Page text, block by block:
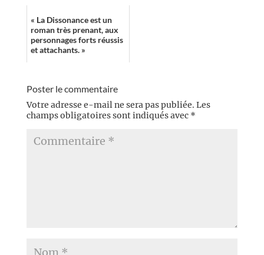
« La Dissonance est un
roman très prenant, aux
personnages forts réussis
et attachants. »
Poster le commentaire
Votre adresse e-mail ne sera pas publiée. Les
champs obligatoires sont indiqués avec *